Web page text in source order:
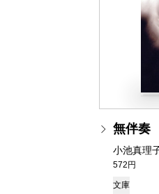
無伴奏
小池真理
572円
文庫